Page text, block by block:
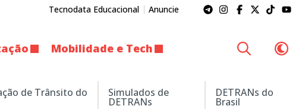
Tecnodata Educacional Anuncie
Mobilidade e Tech
de Trânsito do Simulados de
DETRANs
DETRANs do
Brasil